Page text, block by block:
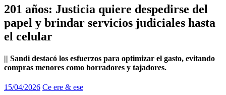
201 años: Justicia quiere despedirse del
papel y brindar servicios judiciales hasta
el celular
|| Sandi destacó los esfuerzos para optimizar el gasto, evitando
compras menores como borradores y tajadores.
15/04/2026 Ce ere & ese